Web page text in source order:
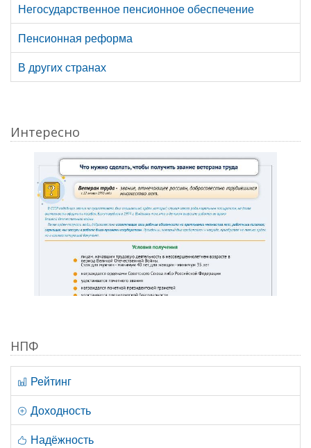
Негосударственное пенсионное обеспечение
Пенсионная реформа
В других странах
Интересно
НПФ
Рейтинг
Доходность
Надёжность